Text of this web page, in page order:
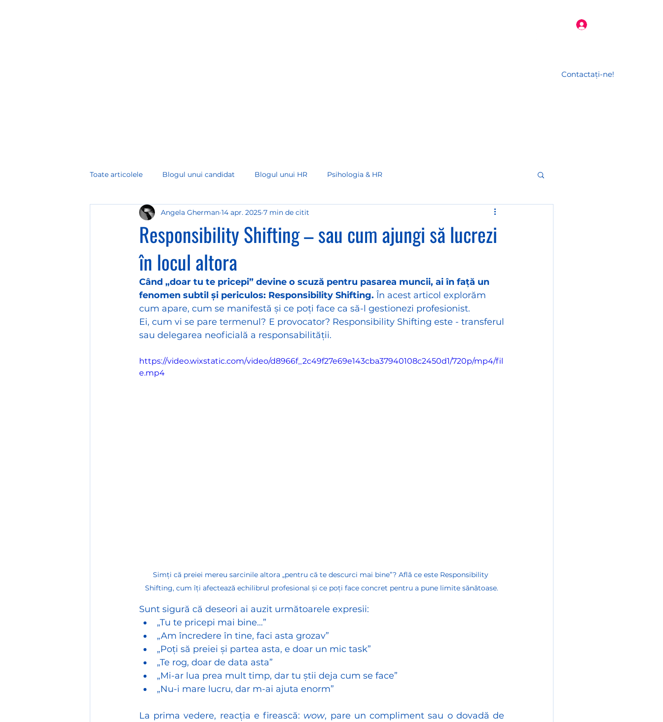
Contactați-ne!
Toate articolele Blogul unui candidat Blogul unui HR Psihologia & HR
Responsibility Shifting – sau cum ajungi să lucrezi
în locul altora
Angela Gherman 14 apr. 2025 7 min de citit
Când „doar tu te pricepi” devine o scuză pentru pasarea muncii, ai în față un
fenomen subtil și periculos: Responsibility Shifting. În acest articol explorăm
cum apare, cum se manifestă și ce poți face ca să-l gestionezi profesionist.
Ei, cum vi se pare termenul? E provocator? Responsibility Shifting este - transferul
sau delegarea neoficială a responsabilității.
https://video.wixstatic.com/video/d8966f_2c49f27e69e143cba37940108c2450d1/720p/mp4/fil
e.mp4
Simți că preiei mereu sarcinile altora „pentru că te descurci mai bine”? Află ce este Responsibility
Shifting, cum îți afectează echilibrul profesional și ce poți face concret pentru a pune limite sănătoase.
Sunt sigură că deseori ai auzit următoarele expresii:
„Tu te pricepi mai bine…”
„Am încredere în tine, faci asta grozav”
„Poți să preiei și partea asta, e doar un mic task”
„Te rog, doar de data asta”
„Mi-ar lua prea mult timp, dar tu știi deja cum se face”
„Nu-i mare lucru, dar m-ai ajuta enorm”
La prima vedere, reacția e firească: wow, pare un compliment sau o dovadă de